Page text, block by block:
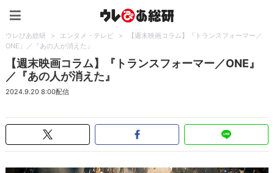
ウレぴあ総研 > エンタメ・テレビ >
【週末映画コラム】『トランスフォーマー／
ONE』／『あの人が消えた』
【週末映画コラム】『トランスフォーマー／ONE』
／『あの人が消えた』
2024.9.20 8:00配信